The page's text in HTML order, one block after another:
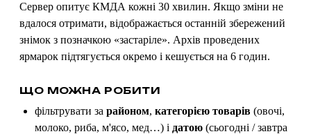
Сервер опитує КМДА кожні 30 хвилин. Якщо зміни не
вдалося отримати, відображається останній збережений
знімок з позначкою «застаріле». Архів проведених
ярмарок підтягується окремо і кешується на 6 годин.
ЩО МОЖНА РОБИТИ
фільтрувати за районом, категорією товарів (овочі,
молоко, риба, м'ясо, мед…) і датою (сьогодні / завтра